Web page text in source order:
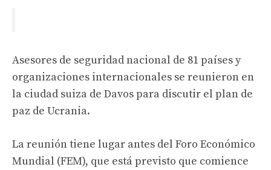
Asesores de seguridad nacional de 81 países y
organizaciones internacionales se reunieron en
la ciudad suiza de Davos para discutir el plan de
paz de Ucrania.
La reunión tiene lugar antes del Foro Económico
Mundial (FEM), que está previsto que comience